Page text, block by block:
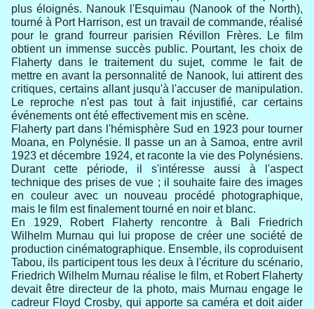
plus éloignés. Nanouk l'Esquimau (Nanook of the North),
tourné à Port Harrison, est un travail de commande, réalisé
pour le grand fourreur parisien Révillon Frères. Le film
obtient un immense succès public. Pourtant, les choix de
Flaherty dans le traitement du sujet, comme le fait de
mettre en avant la personnalité de Nanook, lui attirent des
critiques, certains allant jusqu'à l'accuser de manipulation.
Le reproche n'est pas tout à fait injustifié, car certains
événements ont été effectivement mis en scène.
Flaherty part dans l'hémisphère Sud en 1923 pour tourner
Moana, en Polynésie. Il passe un an à Samoa, entre avril
1923 et décembre 1924, et raconte la vie des Polynésiens.
Durant cette période, il s'intéresse aussi à l'aspect
technique des prises de vue ; il souhaite faire des images
en couleur avec un nouveau procédé photographique,
mais le film est finalement tourné en noir et blanc.
En 1929, Robert Flaherty rencontre à Bali Friedrich
Wilhelm Murnau qui lui propose de créer une société de
production cinématographique. Ensemble, ils coproduisent
Tabou, ils participent tous les deux à l'écriture du scénario,
Friedrich Wilhelm Murnau réalise le film, et Robert Flaherty
devait être directeur de la photo, mais Murnau engage le
cadreur Floyd Crosby, qui apporte sa caméra et doit aider